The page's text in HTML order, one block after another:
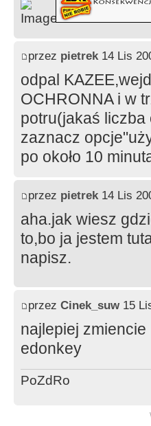
przez pietrek14 Lis
odpal
OCHRONNA i w
potru(jakaś liczba
zaznacz
po około 10
przez pietrek 14 Lis
aha.jak wiesz
to,bo ja jestem
napisz.
przez Cinek_suw 15
najlepiej
edonkey
PoZdRo